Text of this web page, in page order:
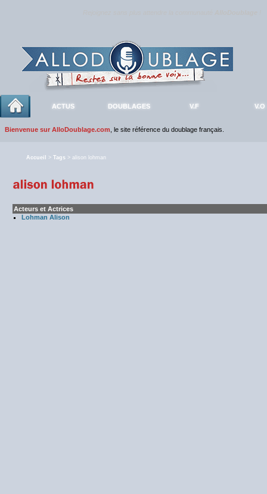
ACTUS DOUBLAGES V.F V.O
Bienvenue sur AlloDoublage.com , le site référence du doublage français.
Accueil > Tags > alison lohman
Acteurs et Actrices
Lohman Alison